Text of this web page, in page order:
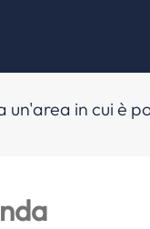
in cui è